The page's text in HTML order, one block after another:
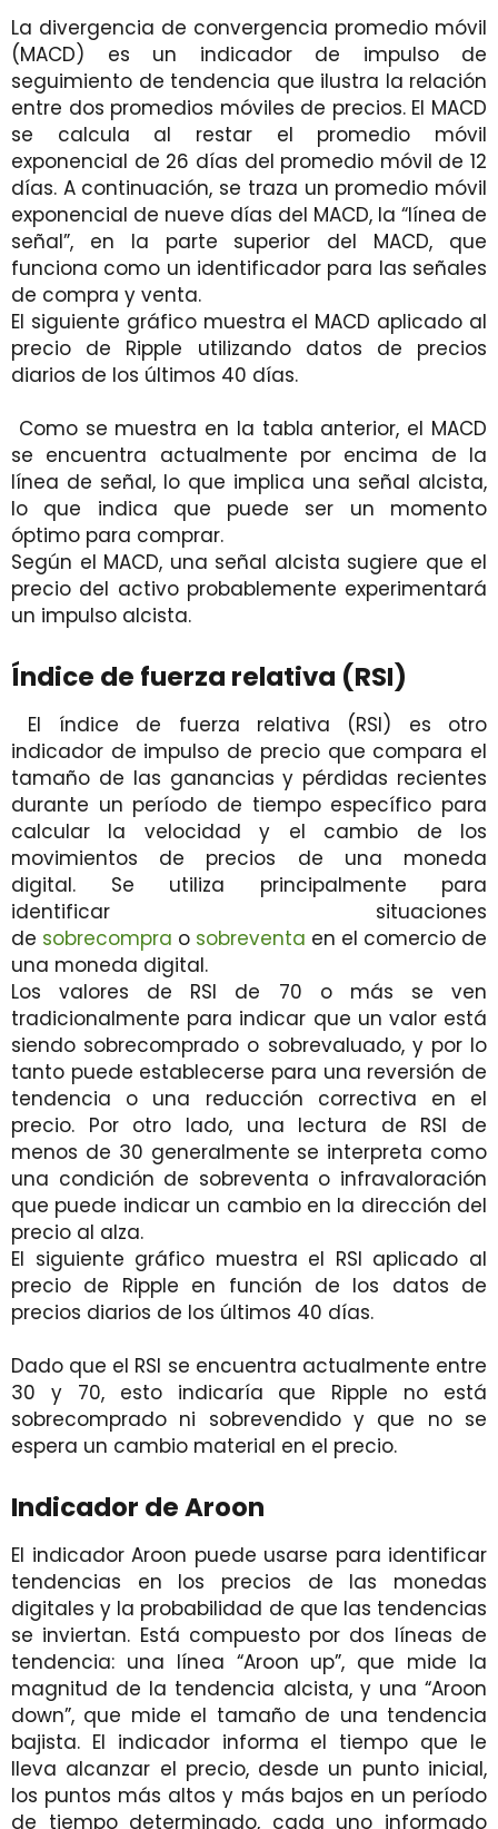
La divergencia de convergencia promedio móvil
(MACD) es un indicador de impulso de
seguimiento de tendencia que ilustra la relación
entre dos promedios móviles de precios. El MACD
se calcula al restar el promedio móvil
exponencial de 26 días del promedio móvil de 12
días. A continuación, se traza un promedio móvil
exponencial de nueve días del MACD, la “línea de
señal”, en la parte superior del MACD, que
funciona como un identificador para las señales
de compra y venta.
El siguiente gráfico muestra el MACD aplicado al
precio de Ripple utilizando datos de precios
diarios de los últimos 40 días.
Como se muestra en la tabla anterior, el MACD
se encuentra actualmente por encima de la
línea de señal, lo que implica una señal alcista,
lo que indica que puede ser un momento
óptimo para comprar.
Según el MACD, una señal alcista sugiere que el
precio del activo probablemente experimentará
un impulso alcista.
Índice de fuerza relativa (RSI)
El índice de fuerza relativa (RSI) es otro
indicador de impulso de precio que compara el
tamaño de las ganancias y pérdidas recientes
durante un período de tiempo específico para
calcular la velocidad y el cambio de los
movimientos de precios de una moneda
digital. Se utiliza principalmente para
identificar situaciones
de sobrecompra o sobreventa en el comercio de
una moneda digital.
Los valores de RSI de 70 o más se ven
tradicionalmente para indicar que un valor está
siendo sobrecomprado o sobrevaluado, y por lo
tanto puede establecerse para una reversión de
tendencia o una reducción correctiva en el
precio. Por otro lado, una lectura de RSI de
menos de 30 generalmente se interpreta como
una condición de sobreventa o infravaloración
que puede indicar un cambio en la dirección del
precio al alza.
El siguiente gráfico muestra el RSI aplicado al
precio de Ripple en función de los datos de
precios diarios de los últimos 40 días.
Dado que el RSI se encuentra actualmente entre
30 y 70, esto indicaría que Ripple no está
sobrecomprado ni sobrevendido y que no se
espera un cambio material en el precio.
Indicador de Aroon
El indicador Aroon puede usarse para identificar
tendencias en los precios de las monedas
digitales y la probabilidad de que las tendencias
se inviertan. Está compuesto por dos líneas de
tendencia: una línea “Aroon up”, que mide la
magnitud de la tendencia alcista, y una “Aroon
down”, que mide el tamaño de una tendencia
bajista. El indicador informa el tiempo que le
lleva alcanzar el precio, desde un punto inicial,
los puntos más altos y más bajos en un período
de tiempo determinado, cada uno informado